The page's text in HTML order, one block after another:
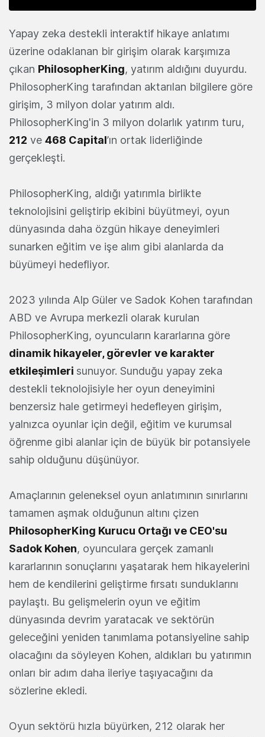
Yapay zeka destekli interaktif hikaye anlatımı
üzerine odaklanan bir girişim olarak karşımıza
çıkan PhilosopherKing, yatırım aldığını duyurdu.
PhilosopherKing tarafından aktarılan bilgilere göre
girişim, 3 milyon dolar yatırım aldı.
PhilosopherKing'in 3 milyon dolarlık yatırım turu,
212 ve 468 Capital’ın ortak liderliğinde
gerçekleşti.
PhilosopherKing, aldığı yatırımla birlikte
teknolojisini geliştirip ekibini büyütmeyi, oyun
dünyasında daha özgün hikaye deneyimleri
sunarken eğitim ve işe alım gibi alanlarda da
büyümeyi hedefliyor.
2023 yılında Alp Güler ve Sadok Kohen tarafından
ABD ve Avrupa merkezli olarak kurulan
PhilosopherKing, oyuncuların kararlarına göre
dinamik hikayeler, görevler ve karakter
etkileşimleri sunuyor. Sunduğu yapay zeka
destekli teknolojisiyle her oyun deneyimini
benzersiz hale getirmeyi hedefleyen girişim,
yalnızca oyunlar için değil, eğitim ve kurumsal
öğrenme gibi alanlar için de büyük bir potansiyele
sahip olduğunu düşünüyor.
Amaçlarının geleneksel oyun anlatımının sınırlarını
tamamen aşmak olduğunun altını çizen
PhilosopherKing Kurucu Ortağı ve CEO'su
Sadok Kohen, oyunculara gerçek zamanlı
kararlarının sonuçlarını yaşatarak hem hikayelerini
hem de kendilerini geliştirme fırsatı sunduklarını
paylaştı. Bu gelişmelerin oyun ve eğitim
dünyasında devrim yaratacak ve sektörün
geleceğini yeniden tanımlama potansiyeline sahip
olacağını da söyleyen Kohen, aldıkları bu yatırımın
onları bir adım daha ileriye taşıyacağını da
sözlerine ekledi.
Oyun sektörü hızla büyürken, 212 olarak her